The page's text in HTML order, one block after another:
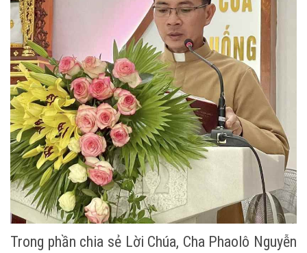
Trong phần chia sẻ Lời Chúa, Cha Phaolô Nguyễn